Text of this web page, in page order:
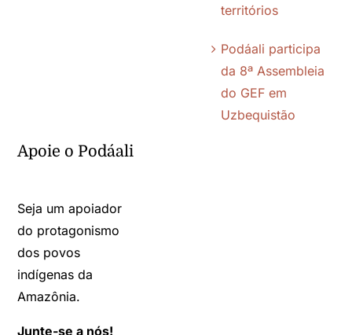
territórios
Podáali participa
da 8ª Assembleia
do GEF em
Uzbequistão
Apoie o Podáali
Seja um apoiador
do protagonismo
dos povos
indígenas da
Amazônia.
Junte-se a nós!